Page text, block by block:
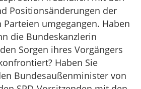
Positionsänderungen der
Parteien umgegangen. Haben
die Bundeskanzlerin
Sorgen ihres Vorgängers
Haben Sie
Bundesaußenminister von